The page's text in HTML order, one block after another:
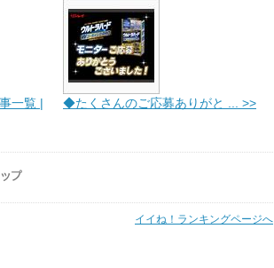
一覧 | ◆たくさんのご応募ありがと ... >>
イイね！ランキングページへ